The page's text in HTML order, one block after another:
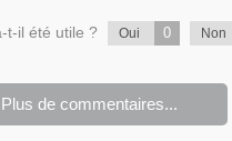
t-il été utile ? Oui 0 Non
Plus de commentaires...